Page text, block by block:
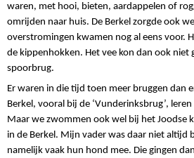
waren, met hooi, bieten, aardappelen of
omrijden naar huis. De Berkel zorgde ook
overstromingen kwamen nog al eens voor.
de kippenhokken. Het vee kon dan ook niet
spoorbrug.
Er waren in die tijd toen meer bruggen dan
Berkel, vooral bij de ‘Vunderinksbrug’,
Maar we zwommen ook wel bij het Joodse
in de Berkel. Mijn vader was daar niet altijd
namelijk vaak hun hond mee. Die gingen